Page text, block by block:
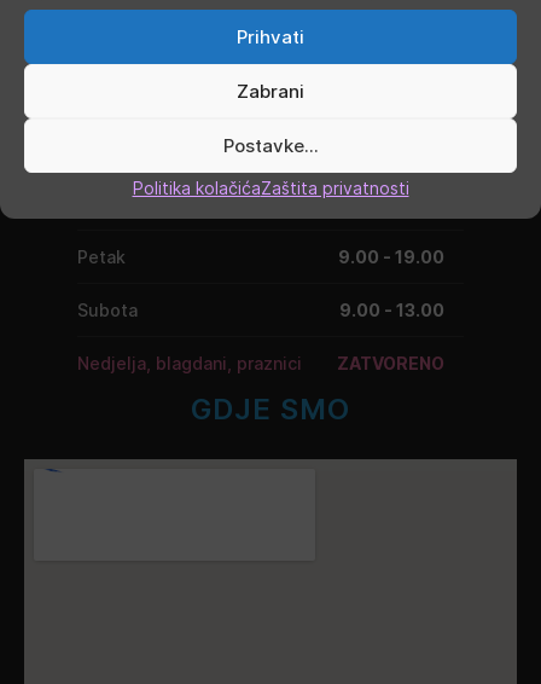
Prihvati
Zabrani
Postavke...
Politika kolačićaZaštita privatnosti
Četvrtak 9.00 - 16.00
Petak 9.00 - 19.00
Subota 9.00 - 13.00
Nedjelja, blagdani, praznici ZATVORENO
GDJE SMO